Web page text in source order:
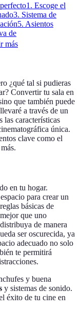
1. Escoge el
3. Sistema de
5. Asientos
de
más
¿qué tal si pudieras
Convertir tu sala en
que también puede
a través de un
las características
única.
clave como el
en tu hogar.
para crear un
básicas de
que uno
de manera
ser oscurecida, ya
adecuado no solo
te permitirá
y buena
y sistemas de sonido.
éxito de tu cine en